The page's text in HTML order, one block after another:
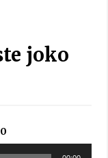
– Mila
joko